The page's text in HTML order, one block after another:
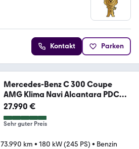
Kontakt Parken
Mercedes-Benz C 300 Coupe
AMG Klima Navi Alcantara PDC
LED
27.990 €
Sehr guter Preis
73.990 km • 180 kW (245 PS) • Benzin